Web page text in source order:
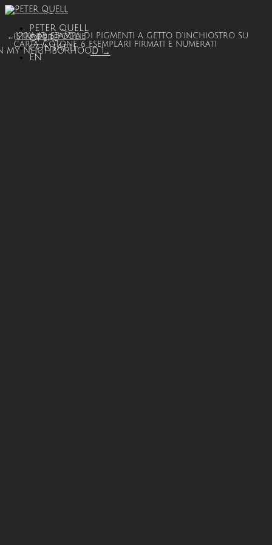
PETER QUELL
OPERE
CONTATTI
EN
MY NEIGHBORHOOD 1
(120X 47) STAMPA DI PIGMENTI A GETTO D’INCHIOSTRO SU
CARTA-COTONE, 6 ESEMPLARI FIRMATI E NUMERATI
←STRADE E FOGLIE
← →